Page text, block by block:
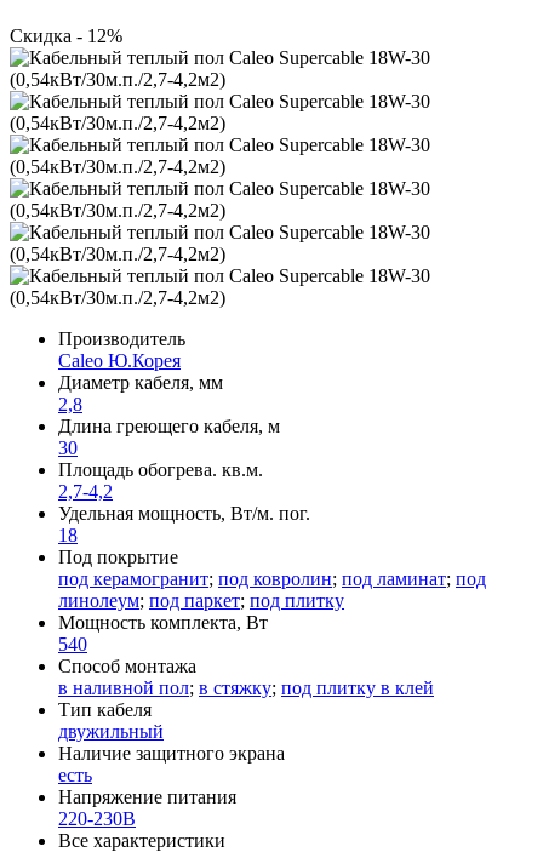
Скидка - 12%
Производитель
Caleo Ю.Корея
Диаметр кабеля, мм
2,8
Длина греющего кабеля, м
30
Площадь обогрева. кв.м.
2,7-4,2
Удельная мощность, Вт/м. пог.
18
Под покрытие
под керамогранит; под ковролин; под ламинат; под
линолеум; под паркет; под плитку
Мощность комплекта, Вт
540
Способ монтажа
в наливной пол; в стяжку; под плитку в клей
Тип кабеля
двужильный
Наличие защитного экрана
есть
Напряжение питания
220-230В
Все характеристики